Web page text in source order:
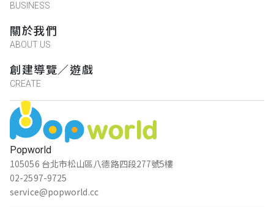
Popworld
105056 台北市松山區八德路四段277號5樓
02-2597-9725
service@popworld.cc
BUSINESS
關於我們
ABOUT US
創建導覽／遊戲
CREATE